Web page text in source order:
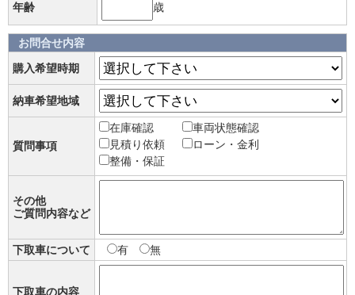
年齢 歳
お問合せ内容
購入希望時期
納車希望地域
質問事項
在庫確認
車両状態確認
見積り依頼
ローン・金利
整備・保証
その他
ご質問内容など
下取車について 有 無
下取車の内容